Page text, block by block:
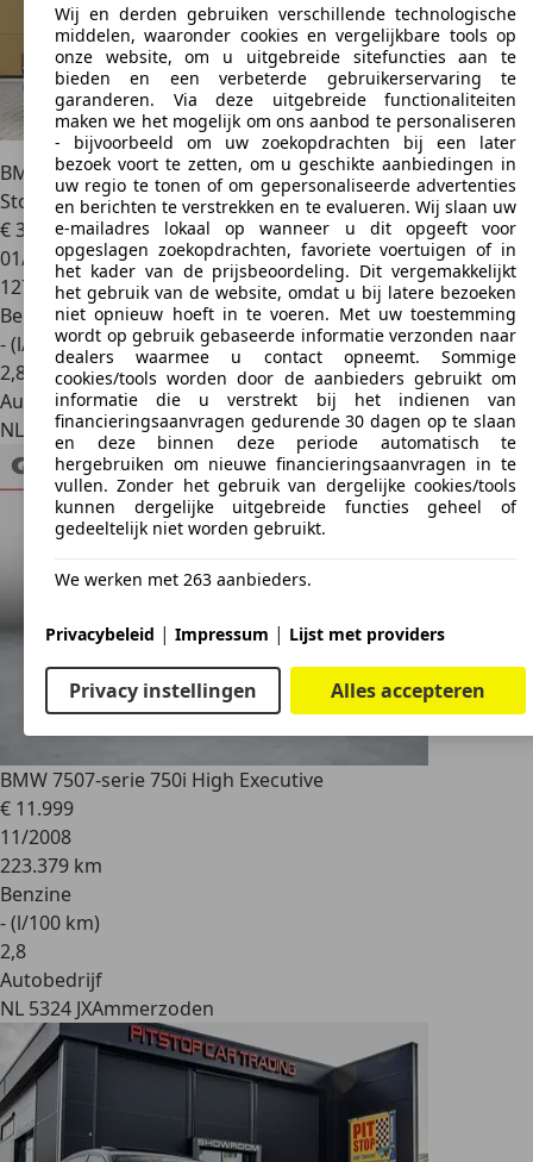
BMW 7407-serie 740i High Executive * Schuifdak *
Stoelmas
€ 34.950
01/2018
127.964 km
Benzine
- (l/100 km)
2,8
Autobedrijf
NL 4191 PCGeldermalsen
BMW 7507-serie 750i High Executive
€ 11.999
11/2008
223.379 km
Benzine
- (l/100 km)
2,8
Autobedrijf
NL 5324 JXAmmerzoden
Wij en derden gebruiken verschillende technologische
middelen, waaronder cookies en vergelijkbare tools op
onze website, om u uitgebreide sitefuncties aan te
bieden en een verbeterde gebruikerservaring te
garanderen. Via deze uitgebreide functionaliteiten
maken we het mogelijk om ons aanbod te personaliseren
- bijvoorbeeld om uw zoekopdrachten bij een later
bezoek voort te zetten, om u geschikte aanbiedingen in
uw regio te tonen of om gepersonaliseerde advertenties
en berichten te verstrekken en te evalueren. Wij slaan uw
e-mailadres lokaal op wanneer u dit opgeeft voor
opgeslagen zoekopdrachten, favoriete voertuigen of in
het kader van de prijsbeoordeling. Dit vergemakkelijkt
het gebruik van de website, omdat u bij latere bezoeken
niet opnieuw hoeft in te voeren. Met uw toestemming
wordt op gebruik gebaseerde informatie verzonden naar
dealers waarmee u contact opneemt. Sommige
cookies/tools worden door de aanbieders gebruikt om
informatie die u verstrekt bij het indienen van
financieringsaanvragen gedurende 30 dagen op te slaan
en deze binnen deze periode automatisch te
hergebruiken om nieuwe financieringsaanvragen in te
vullen. Zonder het gebruik van dergelijke cookies/tools
kunnen dergelijke uitgebreide functies geheel of
gedeeltelijk niet worden gebruikt.
We werken met 263 aanbieders.
Privacybeleid | Impressum | Lijst met providers
Privacy instellingen Alles accepteren